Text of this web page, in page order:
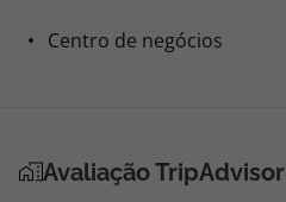
Centro de negócios
Avaliação TripAdvisor